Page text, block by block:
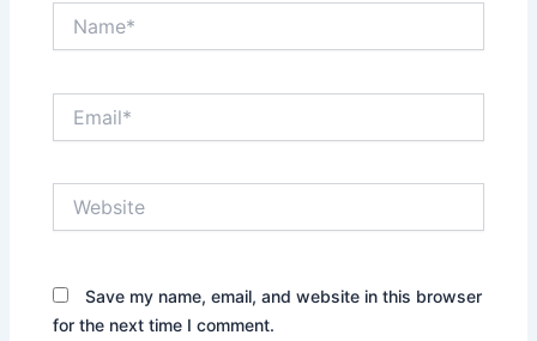
Save my name, email, and website in this browser
for the next time I comment.